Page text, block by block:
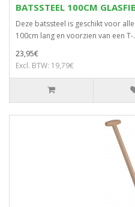
BATSSTEEL 100CM
Deze batssteel is geschikt voor
100cm lang en voorzien van een T-
23,95€
Excl. BTW: 19,79€